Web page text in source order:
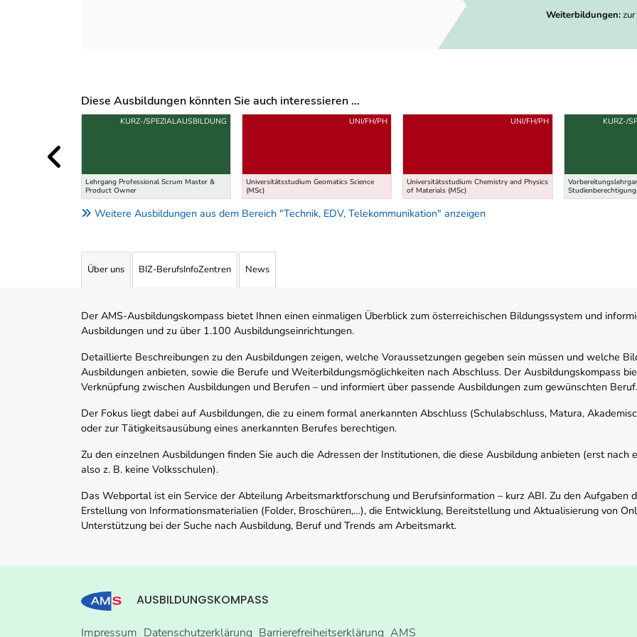
Weiterbildungen:
Diese Ausbildungen könnten Sie auch interessieren ...
Uber weitere Ausbildungsvorschläge
Lehrgang Professional Scrum Master &
Product Owner
KURZ-/SPEZIALAUSBILDUNG
Universitätsstudium Geomatics Science
(MSc)
UNI/FH/PH
Universitätsstudium Chemistry and Physics
of Materials (MSc)
UNI/FH/PH KURZ-/
Weitere Ausbildungen aus dem Bereich "Technik, EDV, Telekommunikation" anzeigen
Über uns BIZ-BerufsInfoZentren News
Der AMS-Ausbildungskompass bietet Ihnen einen einmaligen Überblick zum österreichischen Bildungssystem und
Ausbildungen und zu über 1.100 Ausbildungseinrichtungen.
Detaillierte Beschreibungen zu den Ausbildungen zeigen, welche Voraussetzungen gegeben sein müssen und welche
Ausbildungen anbieten, sowie die Berufe und Weiterbildungsmöglichkeiten nach Abschluss. Der Ausbildungskompass
Verknüpfung zwischen Ausbildungen und Berufen – und informiert über passende Ausbildungen zum gewünschten Beruf.
Der Fokus liegt dabei auf Ausbildungen, die zu einem formal anerkannten Abschluss (Schulabschluss, Matura,
oder zur Tätigkeitsausübung eines anerkannten Berufes berechtigen.
Zu den einzelnen Ausbildungen finden Sie auch die Adressen der Institutionen, die diese Ausbildung anbieten (erst nach
also z. B. keine Volksschulen).
Das Webportal ist ein Service der Abteilung Arbeitsmarktforschung und Berufsinformation – kurz ABI. Zu den Aufgaben
Erstellung von Informationsmaterialien (Folder, Broschüren,…), die Entwicklung, Bereitstellung und Aktualisierung von
Unterstützung bei der Suche nach Ausbildung, Beruf und Trends am Arbeitsmarkt.
AUSBILDUNGSKOMPASS
Impressum Datenschutzerklärung Barrierefreiheitserklärung AMS